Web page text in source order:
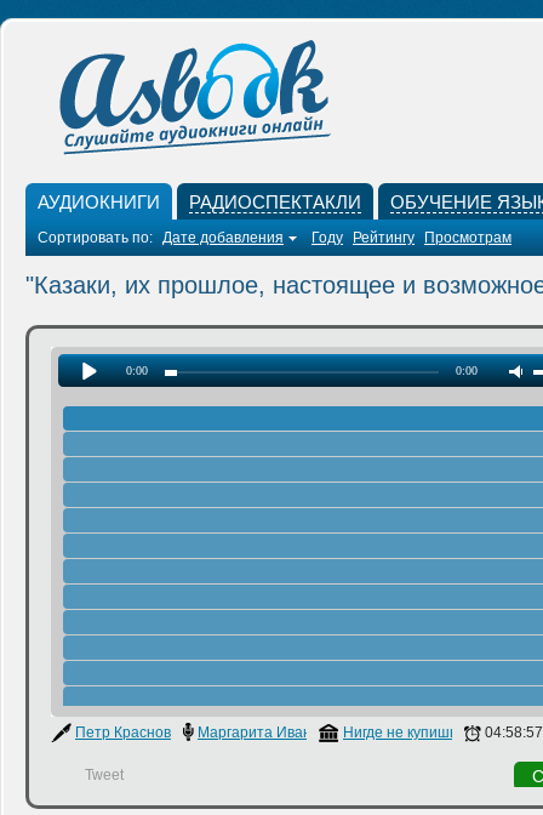
АУДИОКНИГИ РАДИОСПЕКТАКЛИ ОБУЧЕНИЕ
Сортировать по: Дате добавления Году Рейтингу Просмотрам
"Казаки, их прошлое, настоящее и
0:00 0:00
Петр Краснов Маргарита Иванова Нигде не купишь 04:58:57
Tweet